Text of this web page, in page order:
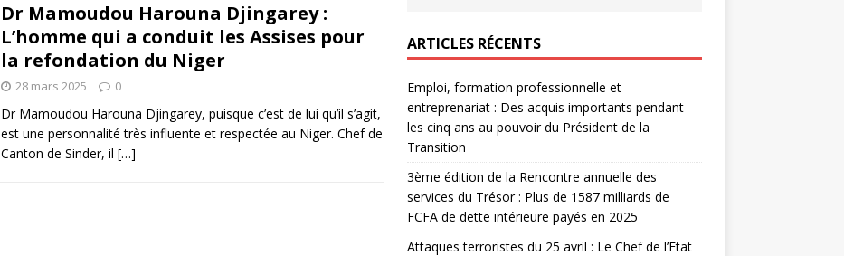
Dr Mamoudou Harouna Djingarey :
L’homme qui a conduit les Assises pour
la refondation du Niger
28 mars 2025 0
Dr Mamoudou Harouna Djingarey, puisque c’est de lui qu’il s’agit,
est une personnalité très influente et respectée au Niger. Chef de
Canton de Sinder, il […]
ARTICLES RÉCENTS
Emploi, formation professionnelle et
entreprenariat : Des acquis importants pendant
les cinq ans au pouvoir du Président de la
Transition
3ème édition de la Rencontre annuelle des
services du Trésor : Plus de 1587 milliards de
FCFA de dette intérieure payés en 2025
Attaques terroristes du 25 avril : Le Chef de l’Etat